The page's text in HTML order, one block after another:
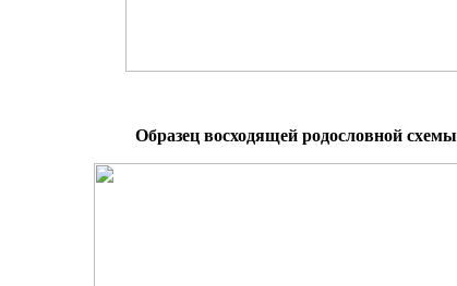
Образец восходящей родословной схемы